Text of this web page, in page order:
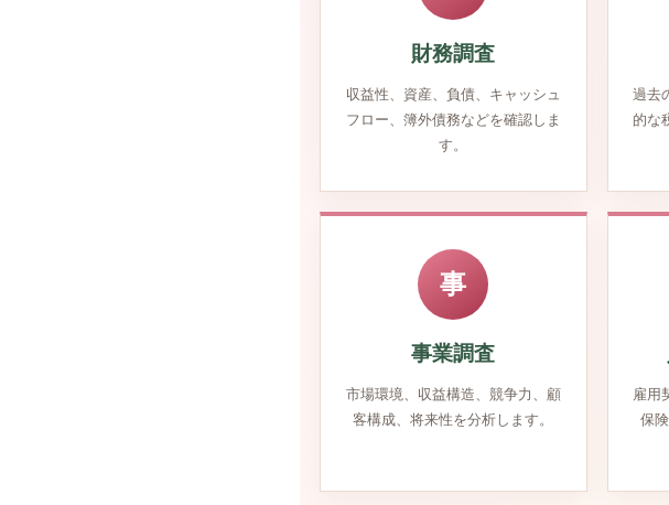
財務調査
収益性、資産、負債、キャッシュ
フロー、簿外債務などを確認しま
す。
過去
的な
事
事業調査
市場環境、収益構造、競争力、顧
客構成、将来性を分析します。
雇用
保